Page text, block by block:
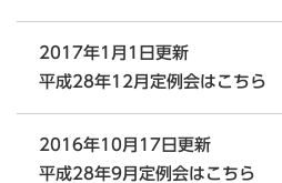
2017年1月1日更新
平成28年12月定例会はこちら
2016年10月17日更新
平成28年9月定例会はこちら